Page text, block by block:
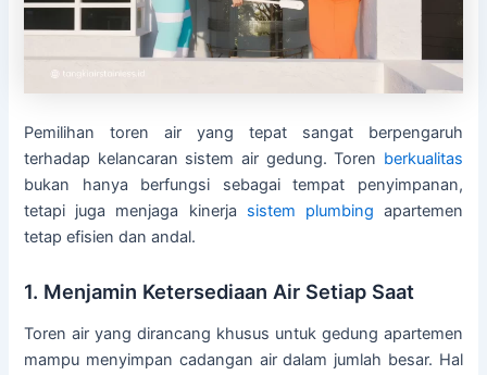
Pemilihan toren air yang tepat sangat berpengaruh
terhadap kelancaran sistem air gedung. Toren berkualitas
bukan hanya berfungsi sebagai tempat penyimpanan,
tetapi juga menjaga kinerja sistem plumbing apartemen
tetap efisien dan andal.
1. Menjamin Ketersediaan Air Setiap Saat
Toren air yang dirancang khusus untuk gedung apartemen
mampu menyimpan cadangan air dalam jumlah besar. Hal